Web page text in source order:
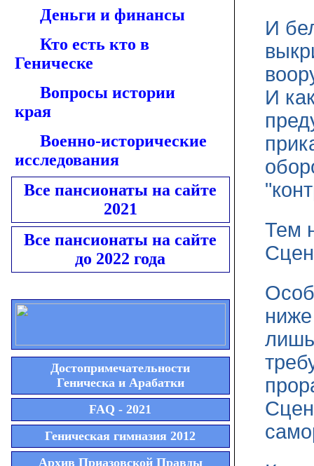
Деньги и финансы
Кто есть кто в
Геническе
Вопросы истории
края
Военно-исторические
исследования
Все пансионаты на сайте
2021
Все пансионаты на сайте
до 2022 года
Достопримечательности
Геническа и Арабатки
FAQ - 2021
Геническая гимназия 2012
Архив Приазовской Правды
И
И
Тем